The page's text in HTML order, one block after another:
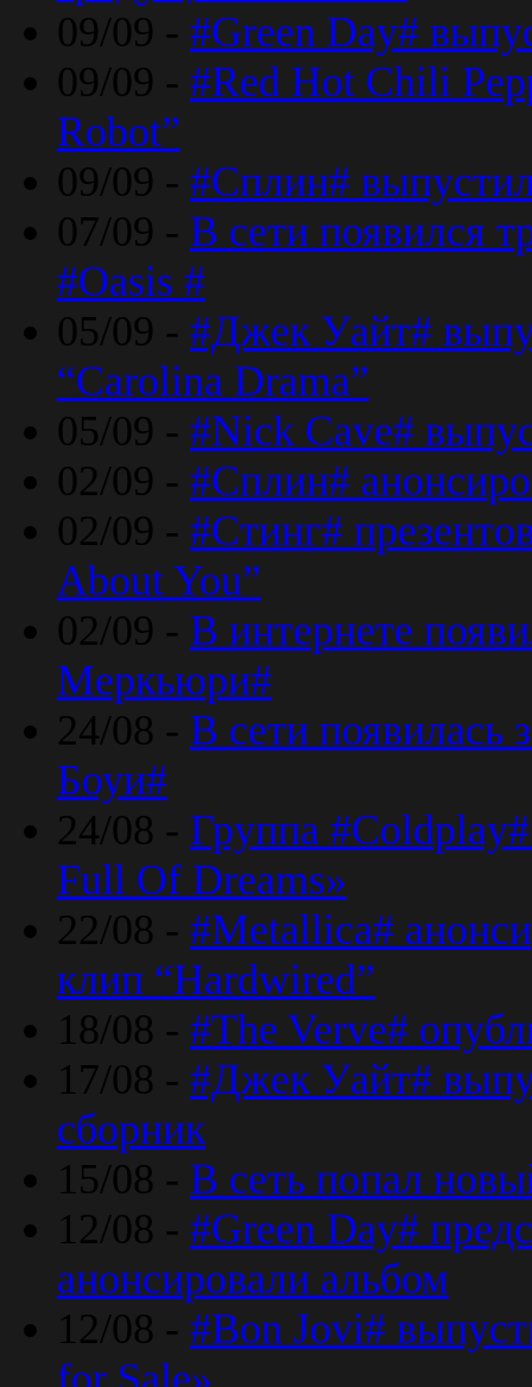
09/09 - #Green Day#
09/09 - #Red Hot Chili
Robot”
09/09 - #Сплин#
07/09 - В сети появился
#Oasis #
05/09 - #Джек Уайт#
“Carolina Drama”
05/09 - #Nick Cave#
02/09 - #Сплин#
02/09 - #Стинг#
About You”
02/09 - В интернете
Меркьюри#
24/08 - В сети появилась
Боуи#
24/08 - Группа
Full Of Dreams»
22/08 - #Metallica#
клип “Hardwired”
18/08 - #The Verve#
17/08 - #Джек Уайт#
сборник
15/08 - В сеть попал
12/08 - #Green Day#
анонсировали альбом
12/08 - #Bon Jovi#